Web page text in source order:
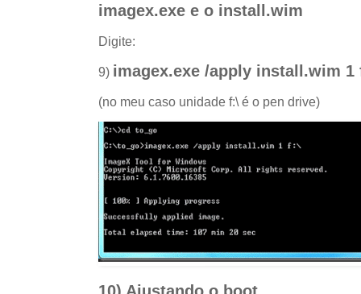
imagex.exe e o install.wim
Digite:
9) imagex.exe /apply install.wim 1
(no meu caso unidade f:\ é o pen drive)